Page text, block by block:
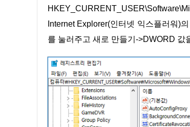
Internet Explorer(인터넷 익스플러워)
를 눌러주고 새로 만들기->DWORD 값